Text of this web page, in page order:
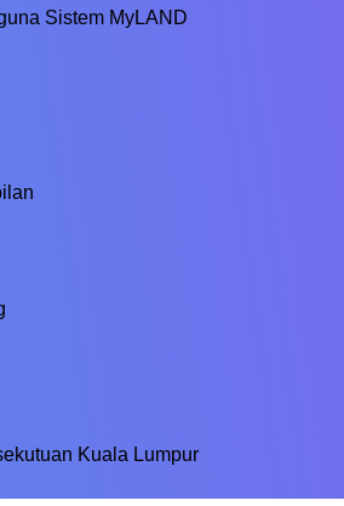
Sistem MyLAND
Kuala Lumpur